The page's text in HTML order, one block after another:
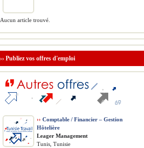
Aucun article trouvé.
›› Publiez vos offres d'emploi
›› Comptable / Financier – Gestion
Hôtelière
Leager Management
Tunis, Tunisie